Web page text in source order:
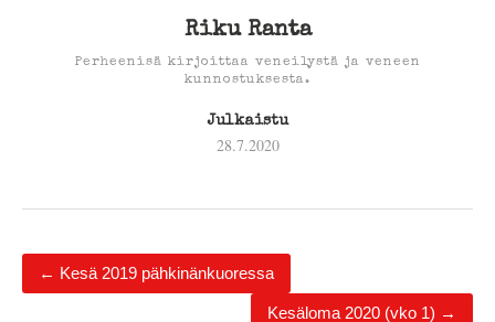
Riku Ranta
Perheenisä kirjoittaa veneilystä ja veneen
kunnostuksesta.
Julkaistu
28.7.2020
← Kesä 2019 pähkinänkuoressa
Kesäloma 2020 (vko 1) →